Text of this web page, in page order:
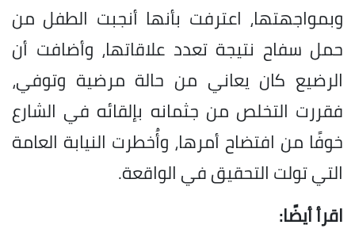
وبمواجهتها، اعترفت بأنها أنجبت الطفل من
حمل سفاح نتيجة تعدد علاقاتها، وأضافت أن
الرضيع كان يعاني من حالة مرضية وتوفي،
فقررت التخلص من جثمانه بإلقائه في الشارع
خوفًا من افتضاح أمرها، وأُخطرت النيابة العامة
التي تولت التحقيق في الواقعة.
اقرأ أيضًا: